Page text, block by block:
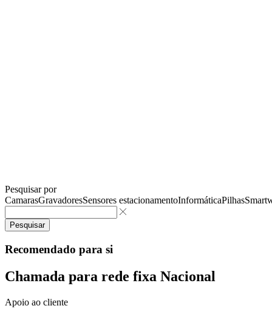
Pesquisar por
CamarasGravadoresSensores estacionamentoInformáticaPilhas
Pesquisar
Recomendado para si
Chamada para rede fixa Nacional
Apoio ao cliente